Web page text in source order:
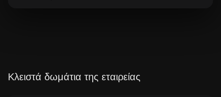
Κλειστά δωμάτια της εταιρείας